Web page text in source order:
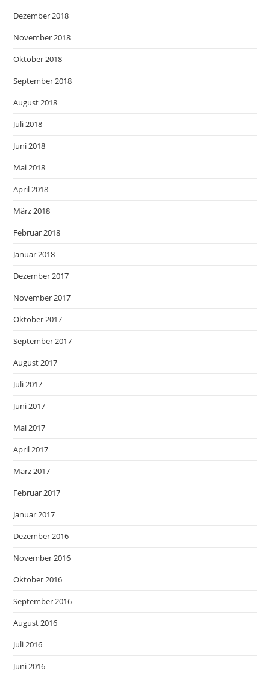
Dezember 2018
November 2018
Oktober 2018
September 2018
August 2018
Juli 2018
Juni 2018
Mai 2018
April 2018
März 2018
Februar 2018
Januar 2018
Dezember 2017
November 2017
Oktober 2017
September 2017
August 2017
Juli 2017
Juni 2017
Mai 2017
April 2017
März 2017
Februar 2017
Januar 2017
Dezember 2016
November 2016
Oktober 2016
September 2016
August 2016
Juli 2016
Juni 2016